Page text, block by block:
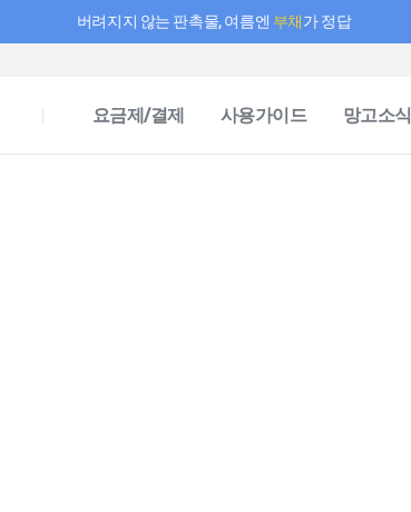
버려지지 않는 판촉물, 여름엔 부채가 정답
요금제/결제 사용가이드 망고소식